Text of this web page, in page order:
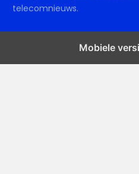
telecomnieuws.
Mobiele